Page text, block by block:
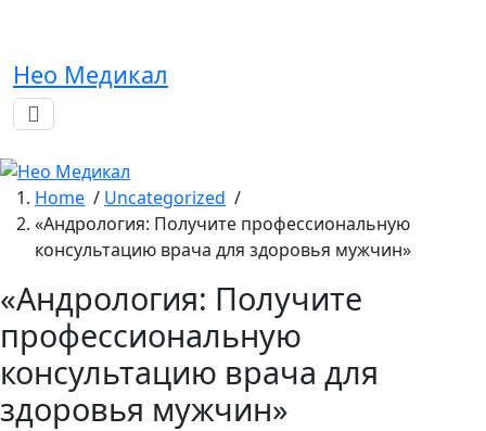
content
Нео Медикал
Home / Uncategorized /
«Андрология: Получите профессиональную
консультацию врача для здоровья мужчин»
«Андрология: Получите
профессиональную
консультацию врача для
здоровья мужчин»